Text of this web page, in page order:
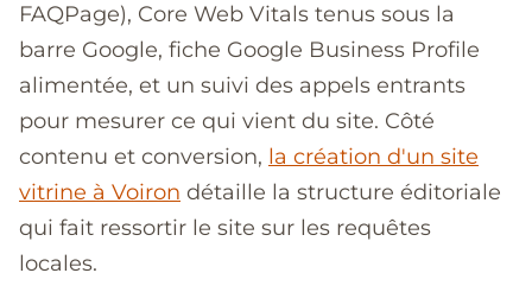
FAQPage), Core Web Vitals tenus sous la
barre Google, fiche Google Business Profile
alimentée, et un suivi des appels entrants
pour mesurer ce qui vient du site. Côté
contenu et conversion, la création d'un site
vitrine à Voiron détaille la structure éditoriale
qui fait ressortir le site sur les requêtes
locales.